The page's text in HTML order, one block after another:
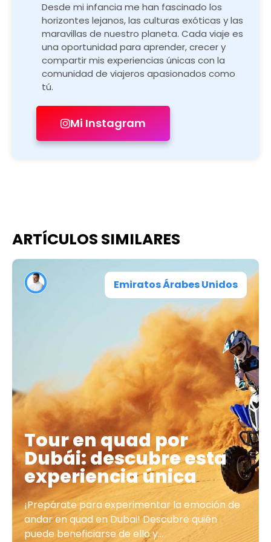
Desde mi infancia me han fascinado los
horizontes lejanos, las culturas exóticas y las
maravillas de nuestro planeta. Cada viaje es
una oportunidad para aprender, crecer y
compartir mis experiencias únicas con la
comunidad de viajeros apasionados como
tú.
Mi Instagram
ARTÍCULOS SIMILARES
Emiratos Árabes Unidos
Tour en quad por
Dubái: descubre esta
experiencia única
¡Prepárate para experimentar la emoción de
andar en quad en Dubai! Descubre quién
puede beneficiarse de ello y...